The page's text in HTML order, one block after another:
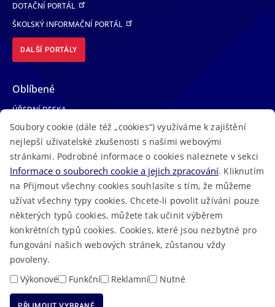
DOTAČNÍ PORTÁL
ŠKOLSKÝ INFORMAČNÍ PORTÁL
DALŠÍ PORTÁLY
Oblíbené
ÚŘEDNÍ DESKA
TELEFONNÍ SEZNAM
LÉKAŘSKÁ POHOTOVOST
VOLNÁ MÍSTA
AKTUALITY
2023 © Královéhradecký kraj • Vytvořeno vMacron Software
RSS • Mapa stránek •Cookies Prohlášení o přístupnosti
Soubory cookie (dále též „cookies“) využíváme k zajištění
nejlepší uživatelské zkušenosti s našimi webovými
stránkami. Podrobné informace o cookies naleznete v sekci
Informace o souborech cookie a jejich zpracování. Kliknutím
na Přijmout všechny cookies souhlasíte s tím, že můžeme
užívat všechny typy cookies. Chcete-li povolit užívání pouze
některých typů cookies, můžete tak učinit výběrem
konkrétních typů cookies. Cookies, které jsou nezbytné pro
fungování našich webových stránek, zůstanou vždy
povoleny.
Výkonové
Funkční Reklamní Nutné